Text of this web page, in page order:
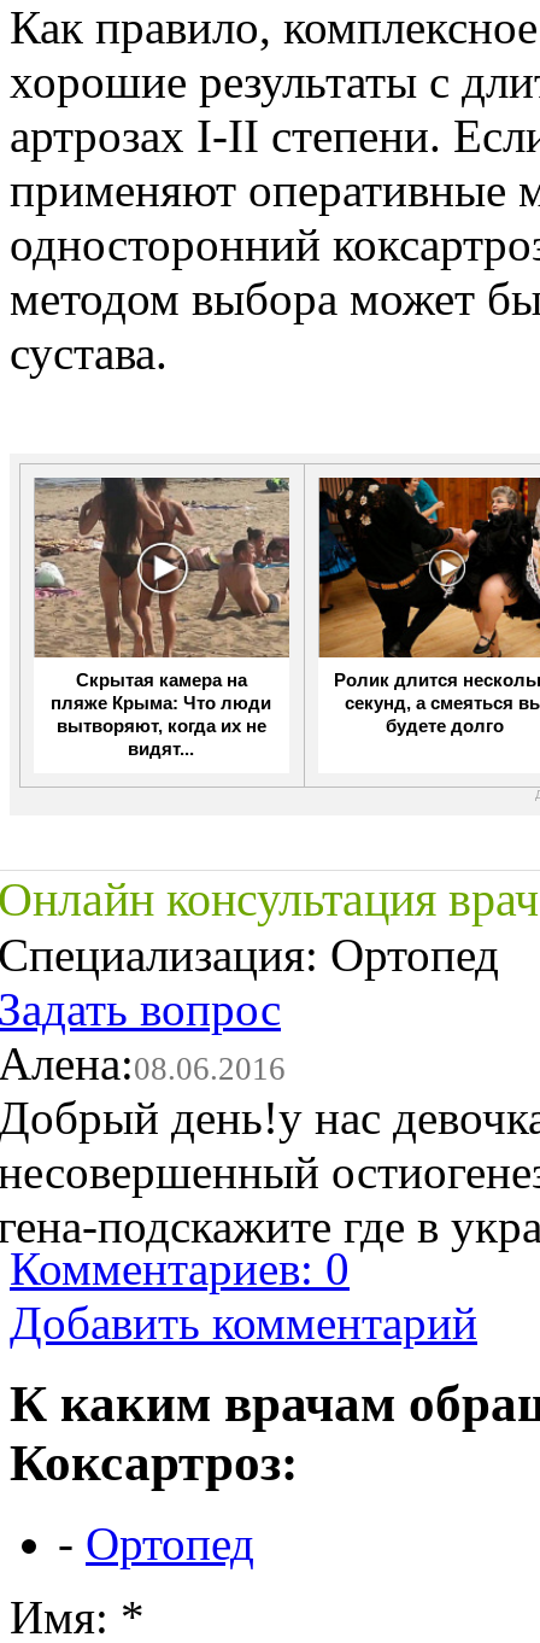
Как правило,
хорошие результаты с
артрозах I-II степени.
применяют оперативные
односторонний
методом выбора может
сустава.
Скрытая камера на
пляже Крыма: Что люди
вытворяют, когда их не
видят...
Ролик длится
секунд, а смеяться
будете долго
консультация
Ортопед
вопрос
08.06.2016
день!у нас
подскажите где в
Комментариев: 0
Добавить комментарий
К каким врачам
Коксартроз:
- Ортопед
Имя: *